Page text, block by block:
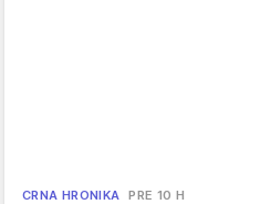
CRNA HRONIKA PRE 10 H